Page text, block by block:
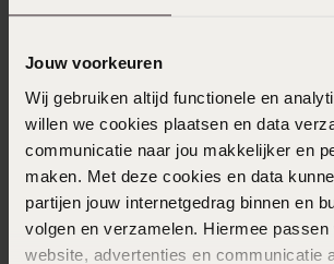
Jouw voorkeuren
Wij gebruiken altijd functionele en
willen we cookies plaatsen en data
communicatie naar jou makkelijker en
maken. Met deze cookies en data
partijen jouw internetgedrag binnen en
volgen en verzamelen. Hiermee passen
website, advertenties en communicatie
Stainless steel goldplated
voor dames
24.99 1250
-50% 1+1 gratis